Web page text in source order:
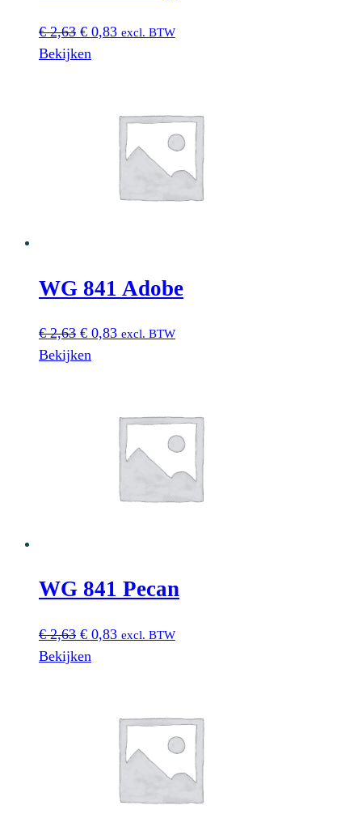
€2,63 Oorspronkelijke
prijs
€ 0,83Huidige
excl. BTW
Bekijken
WG 841 Adobe
€2,63 Oorspronkelijke
prijs
€ 0,83Huidige
excl. BTW
Bekijken
WG 841 Pecan
€2,63 Oorspronkelijke
prijs
€ 0,83Huidige
excl. BTW
Bekijken